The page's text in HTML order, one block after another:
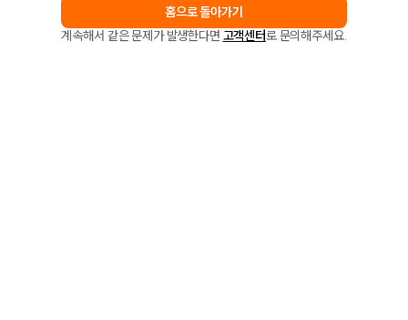
홈으로 돌아가기
계속해서 같은 문제가 발생한다면 고객센터로 문의해주세요.